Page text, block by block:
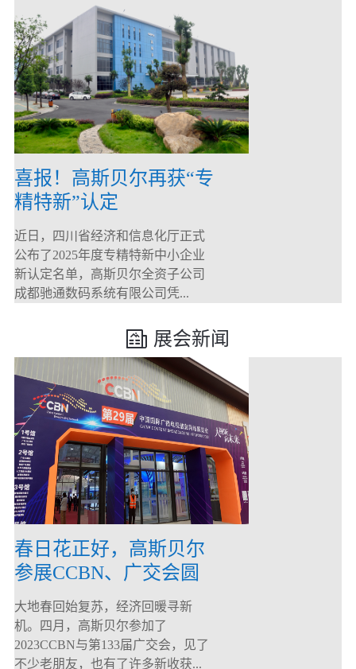
喜报！高斯贝尔再获“专
精特新”认定
近日，四川省经济和信息化厅正式
公布了2025年度专精特新中小企业
新认定名单，高斯贝尔全资子公司
成都驰通数码系统有限公司凭...
展会新闻
春日花正好，高斯贝尔
参展CCBN、广交会圆
满落幕！
大地春回始复苏，经济回暖寻新
机。四月，高斯贝尔参加了
2023CCBN与第133届广交会，见了
不少老朋友，也有了许多新收获...